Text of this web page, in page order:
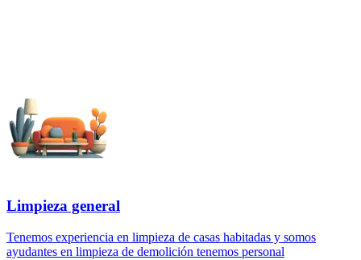
Limpieza general
Tenemos experiencia en limpieza de casas habitadas y somos
ayudantes en limpieza de demolición tenemos personal